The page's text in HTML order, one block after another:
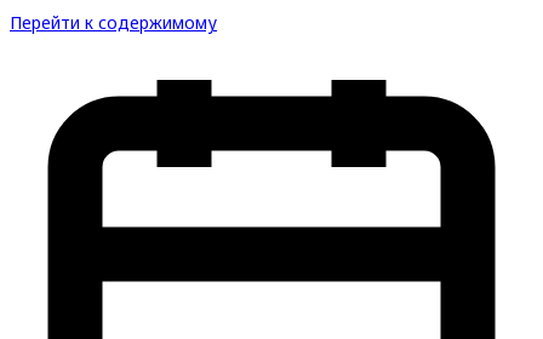
Перейти к содержимому